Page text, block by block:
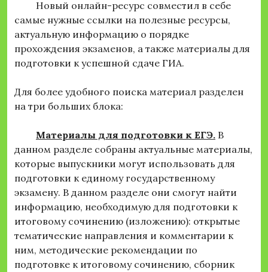
Новый онлайн-ресурс совместил в себе
самые нужные ссылки на полезные ресурсы,
актуальную информацию о порядке
прохождения экзаменов, а также материалы для
подготовки к успешной сдаче ГИА.
Для более удобного поиска материал разделен
на три больших блока:
Материалы для подготовки к ЕГЭ. В
данном разделе собраны актуальные материалы,
которые выпускники могут использовать для
подготовки к единому государственному
экзамену. В данном разделе они смогут найти
информацию, необходимую для подготовки к
итоговому сочинению (изложению): открытые
тематические направления и комментарии к
ним, методические рекомендации по
подготовке к итоговому сочинению, сборник